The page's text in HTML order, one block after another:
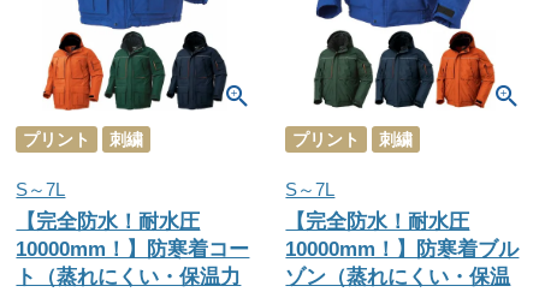
プリント 刺繍
S～7L
【完全防水！耐水圧
10000mm！】防寒着コー
ト（蒸れにくい・保温力
プリント 刺繍
S～7L
【完全防水！耐水圧
10000mm！】防寒着ブル
ゾン（蒸れにくい・保温